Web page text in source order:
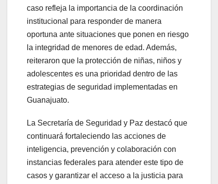
caso refleja la importancia de la coordinación
institucional para responder de manera
oportuna ante situaciones que ponen en riesgo
la integridad de menores de edad. Además,
reiteraron que la protección de niñas, niños y
adolescentes es una prioridad dentro de las
estrategias de seguridad implementadas en
Guanajuato.
La Secretaría de Seguridad y Paz destacó que
continuará fortaleciendo las acciones de
inteligencia, prevención y colaboración con
instancias federales para atender este tipo de
casos y garantizar el acceso a la justicia para